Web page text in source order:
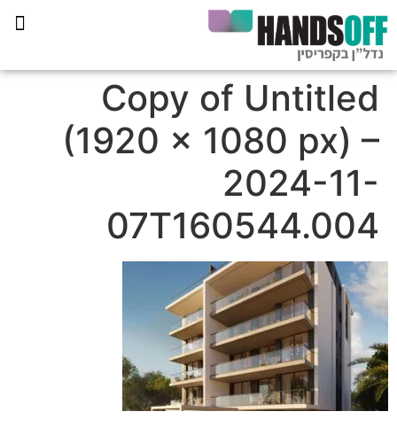
Copy of Untitled
(1920 × 1080 px) –
2024-11-
07T160544.004